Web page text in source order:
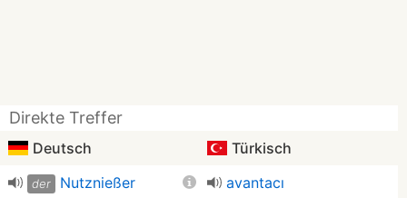
Direkte Treffer
Deutsch Türkisch
der Nutznießer avantacı